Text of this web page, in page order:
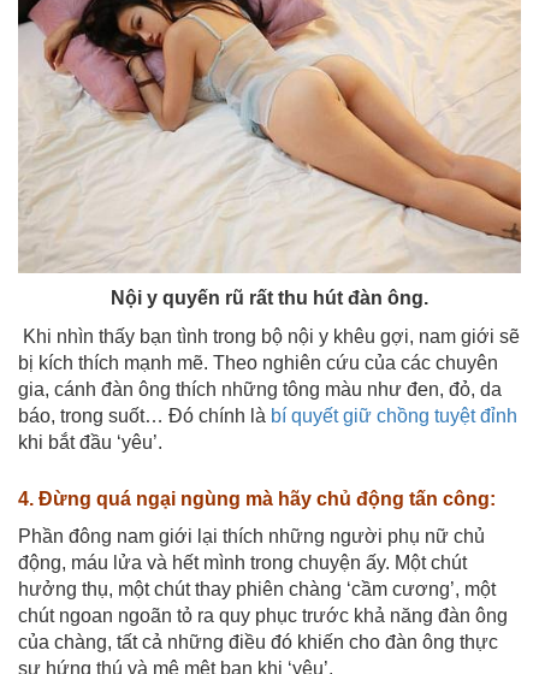
Nội y quyến rũ rất thu hút đàn ông.
Khi nhìn thấy bạn tình trong bộ nội y khêu gợi, nam giới sẽ
bị kích thích mạnh mẽ. Theo nghiên cứu của các chuyên
gia, cánh đàn ông thích những tông màu như đen, đỏ, da
báo, trong suốt… Đó chính là bí quyết giữ chồng tuyệt đỉnh
khi bắt đầu ‘yêu’.
4. Đừng quá ngại ngùng mà hãy chủ động tấn công:
Phần đông nam giới lại thích những người phụ nữ chủ
động, máu lửa và hết mình trong chuyện ấy. Một chút
hưởng thụ, một chút thay phiên chàng ‘cầm cương’, một
chút ngoan ngoãn tỏ ra quy phục trước khả năng đàn ông
của chàng, tất cả những điều đó khiến cho đàn ông thực
sự hứng thú và mê mệt bạn khi ‘yêu’.